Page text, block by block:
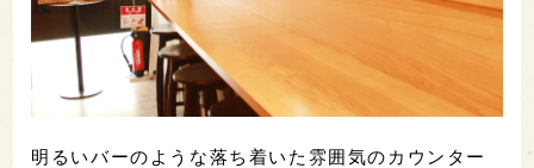
明るいバーのような落ち着いた雰囲気のカウンター